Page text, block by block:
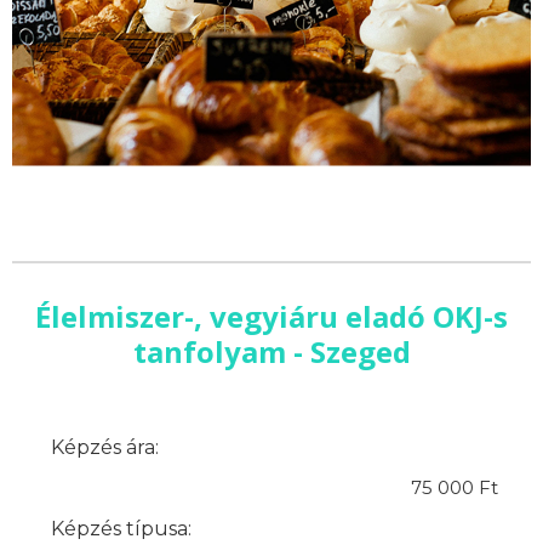
Élelmiszer-, vegyiáru eladó OKJ-s
tanfolyam - Szeged
Képzés ára:
75 000 Ft
Képzés típusa: